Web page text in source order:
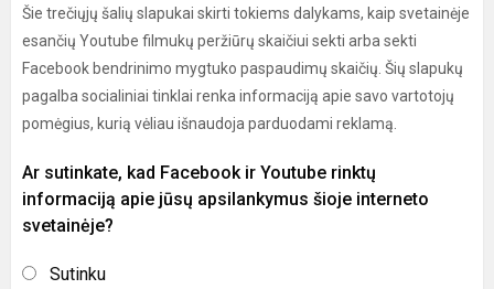
Šie trečiųjų šalių slapukai skirti tokiems dalykams, kaip svetainėje
esančių Youtube filmukų peržiūrų skaičiui sekti arba sekti
Facebook bendrinimo mygtuko paspaudimų skaičių. Šių slapukų
pagalba socialiniai tinklai renka informaciją apie savo vartotojų
pomėgius, kurią vėliau išnaudoja parduodami reklamą.
Ar sutinkate, kad Facebook ir Youtube rinktų
informaciją apie jūsų apsilankymus šioje interneto
svetainėje?
Sutinku